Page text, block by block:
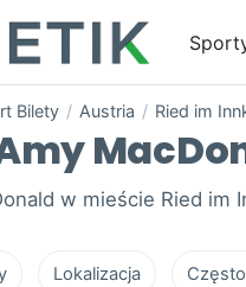
Bilety / Austria / Ried im
w mieście Ried im
Lokalizacja